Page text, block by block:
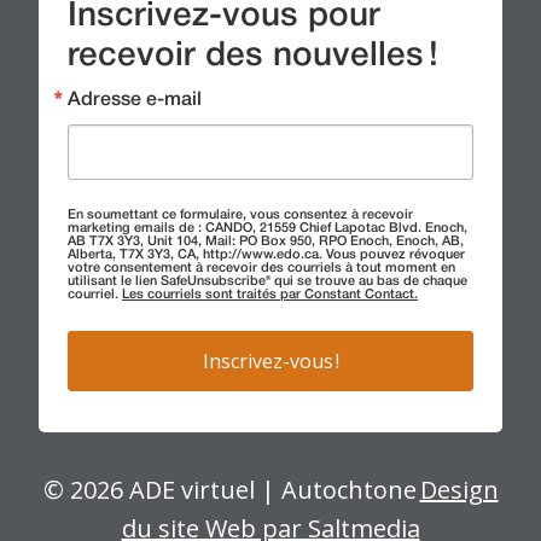
Inscrivez-vous pour
recevoir des nouvelles !
Adresse e-mail
En soumettant ce formulaire, vous consentez à recevoir
marketing emails de : CANDO, 21559 Chief Lapotac Blvd. Enoch,
AB T7X 3Y3, Unit 104, Mail: PO Box 950, RPO Enoch, Enoch, AB,
Alberta, T7X 3Y3, CA, http://www.edo.ca. Vous pouvez révoquer
votre consentement à recevoir des courriels à tout moment en
utilisant le lien SafeUnsubscribe® qui se trouve au bas de chaque
courriel. Les courriels sont traités par Constant Contact.
Inscrivez-vous !
© 2026 ADE virtuel | Autochtone Design
du site Web par Saltmedia